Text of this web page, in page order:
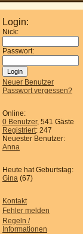
Login:
Nick:
Passwort:
Neuer Benutzer
Passwort vergessen?
Online:
0 Benutzer, 541 Gäste
Registriert: 247
Neuester Benutzer:
Anna
Heute hat Geburtstag:
Gina (67)
Kontakt
Fehler melden
Regeln /
Informationen